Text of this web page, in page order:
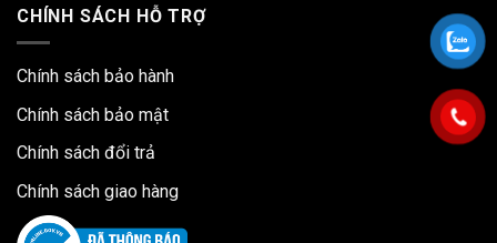
CHÍNH SÁCH HỖ TRỢ
Chính sách bảo hành
Chính sách bảo mật
Chính sách đổi trả
Chính sách giao hàng